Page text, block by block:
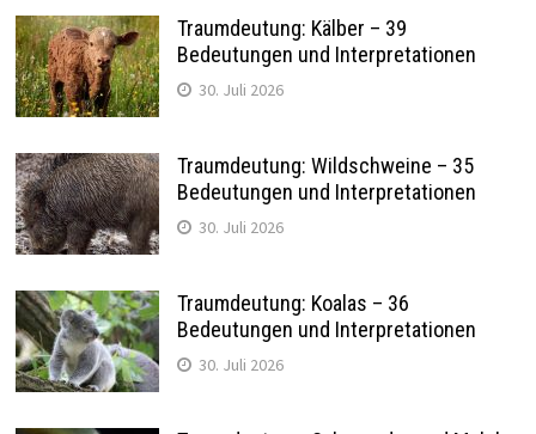
Traumdeutung: Kälber – 39
Bedeutungen und Interpretationen
30. Juli 2026
Traumdeutung: Wildschweine – 35
Bedeutungen und Interpretationen
30. Juli 2026
Traumdeutung: Koalas – 36
Bedeutungen und Interpretationen
30. Juli 2026